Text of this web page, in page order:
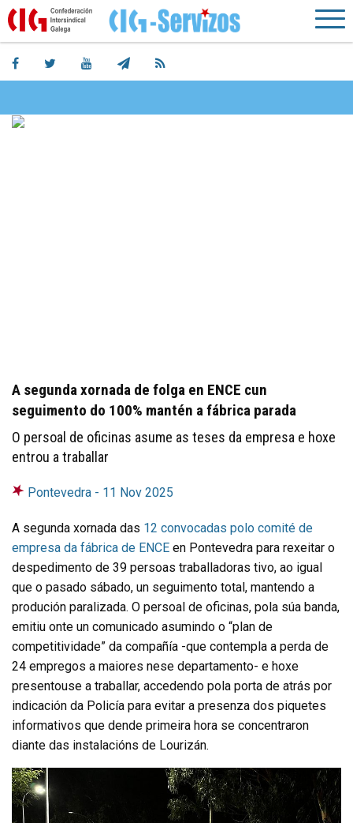
A segunda xornada de folga en ENCE cun
seguimento do 100% mantén a fábrica parada
O persoal de oficinas asume as teses da empresa e hoxe
entrou a traballar
Pontevedra - 11 Nov 2025
A segunda xornada das 12 convocadas polo comité de
empresa da fábrica de ENCE en Pontevedra para rexeitar o
despedimento de 39 persoas traballadoras tivo, ao igual
que o pasado sábado, un seguimento total, mantendo a
produción paralizada. O persoal de oficinas, pola súa banda,
emitiu onte un comunicado asumindo o “plan de
competitividade” da compañía -que contempla a perda de
24 empregos a maiores nese departamento- e hoxe
presentouse a traballar, accedendo pola porta de atrás por
indicación da Policía para evitar a presenza dos piquetes
informativos que dende primeira hora se concentraron
diante das instalacións de Lourizán.